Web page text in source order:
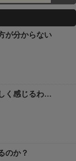
が分からない
く感じるわ…
のか？